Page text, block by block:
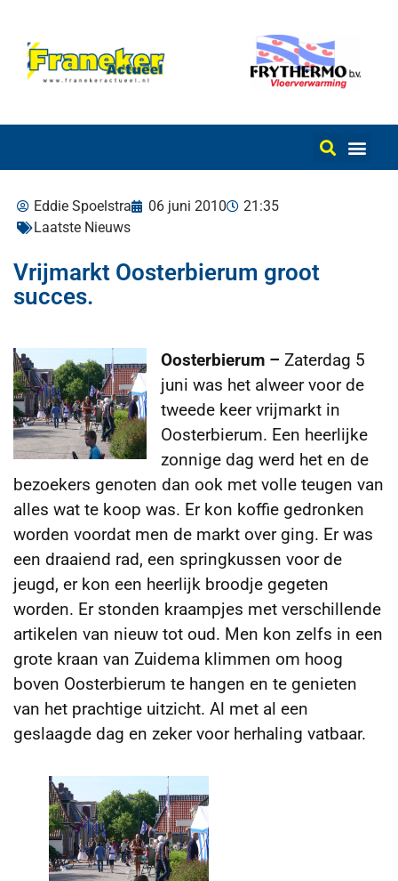
Eddie Spoelstra 06 juni 2010
21:35
Laatste Nieuws
Vrijmarkt Oosterbierum groot
succes.
Oosterbierum – Zaterdag 5
juni was het alweer voor de
tweede keer vrijmarkt in
Oosterbierum. Een heerlijke
zonnige dag werd het en de
bezoekers genoten dan ook met volle teugen van
alles wat te koop was. Er kon koffie gedronken
worden voordat men de markt over ging. Er was
een draaiend rad, een springkussen voor de
jeugd, er kon een heerlijk broodje gegeten
worden. Er stonden kraampjes met verschillende
artikelen van nieuw tot oud. Men kon zelfs in een
grote kraan van Zuidema klimmen om hoog
boven Oosterbierum te hangen en te genieten
van het prachtige uitzicht. Al met al een
geslaagde dag en zeker voor herhaling vatbaar.